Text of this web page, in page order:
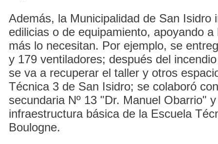
Además, la Municipalidad de San Isidro
edilicias o de equipamiento, apoyando
más lo necesitan. Por ejemplo, se
y 179 ventiladores; después del
se va a recuperar el taller y otros
Técnica 3 de San Isidro; se colaboró
secundaria Nº 13 "Dr. Manuel Obarrio"
infraestructura básica de la Escuela
Boulogne.